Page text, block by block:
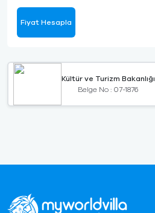
Fiyat Hesapla
Kültür ve Turizm Bakanlığı
Belge No : 07-1876